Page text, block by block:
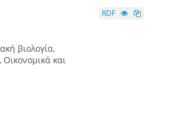
βιολογία,
και
RDF